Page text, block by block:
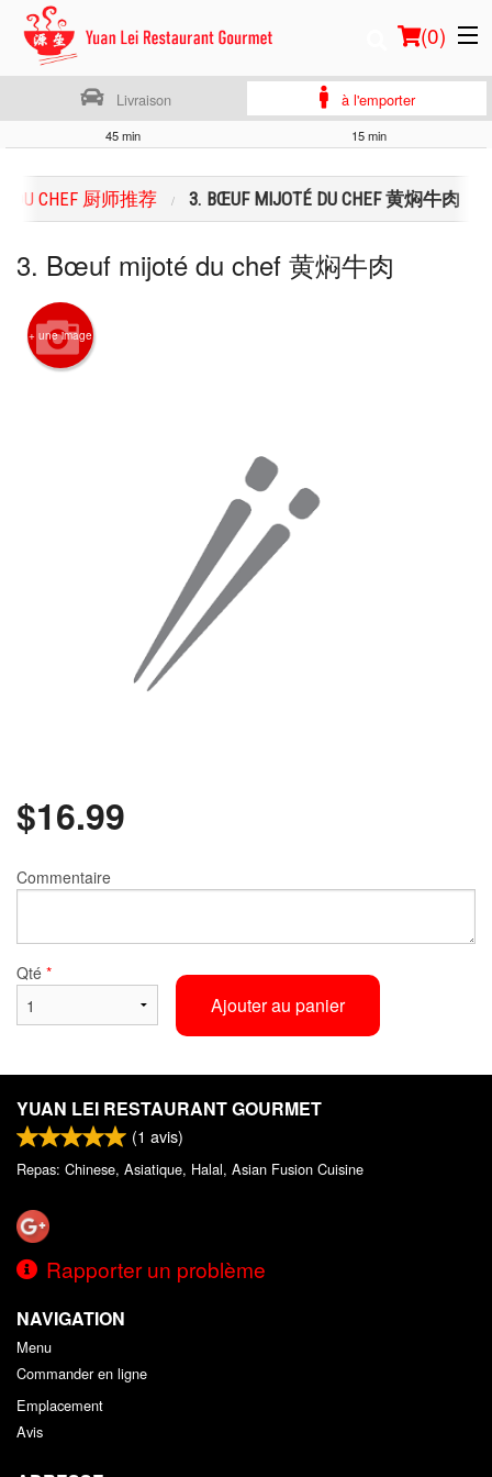
(0)
Emplacement
Français
Connection
Inscription
Livraison à l'emporter
45 min 15 min
DU CHEF 厨师推荐 3. BŒUF MIJOTÉ DU CHEF 黄焖牛肉
3. Bœuf mijoté du chef 黄焖牛肉
+ une image
$16.99
Commentaire
Qté *
Ajouter au panier
YUAN LEI RESTAURANT GOURMET
(1 avis)
Repas: Chinese, Asiatique, Halal, Asian Fusion Cuisine
Rapporter un problème
NAVIGATION
Menu
Commander en ligne
Emplacement
Avis